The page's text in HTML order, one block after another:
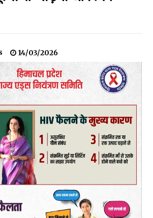
05/08/2026
में प्रतिशोध की राजनीति के खिलाफ भाजपा ने शिमला CM आवास
घेराव में किया शक्ति प्रदर्शन
05/08/2026
एवं अन्य सन्निर्माण कामगार शीघ्र करवाएं ई-श्रम पोर्टल पर पंजीकरण
05/08/2026
में PWD का जेई 8 हजार रुपये रिश्वत लेते गिरफ्तार, ठेकेदार का बिल
करने के लिए मांगी थी घूस
14/03/2026